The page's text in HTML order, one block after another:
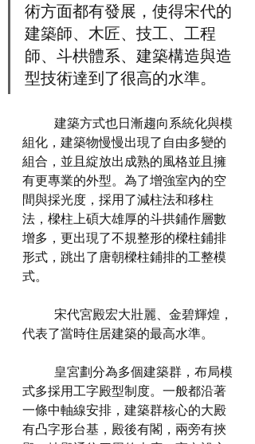
術方面都有發展，使得宋代的
建築師、木匠、技工、工程
師、斗栱體系、建築構造與造
型技術達到了很高的水準。
組化，建築物慢慢出現了自由多變的
組合，並且綻放出成熟的風格並且擁
有更專業的外型。為了增強室內的空
間與採光度，採用了減柱法和移柱
法，樑柱上碩大雄厚的斗拱鋪作層數
增多，更出現了不規整形的樑柱鋪排
形式，跳出了唐朝樑柱鋪排的工整模
式。
代表了當時住居建築的最高水準。
式多採用工字殿型制度。一般都沿著
一條中軸線安排，建築群核心的大殿
有凸字形台基，殿後有閣，兩旁有挾